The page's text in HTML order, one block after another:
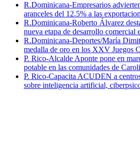
R.Dominicana-Empresarios
aranceles del 12.5% a las
R.Dominicana-Roberto Álvarez
nueva etapa de desarrollo
R.Dominicana-Deportes/María
medalla de oro en los XXV Juegos
P. Rico-Alcalde Aponte pone en
potable en las comunidades de
P. Rico-Capacita ACUDEN a
sobre inteligencia artificial,